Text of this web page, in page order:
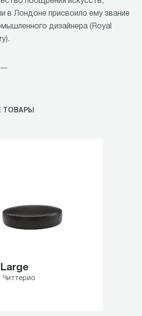
в Лондоне присвоило ему звание
дизайнера (Royal
—
Читтерио